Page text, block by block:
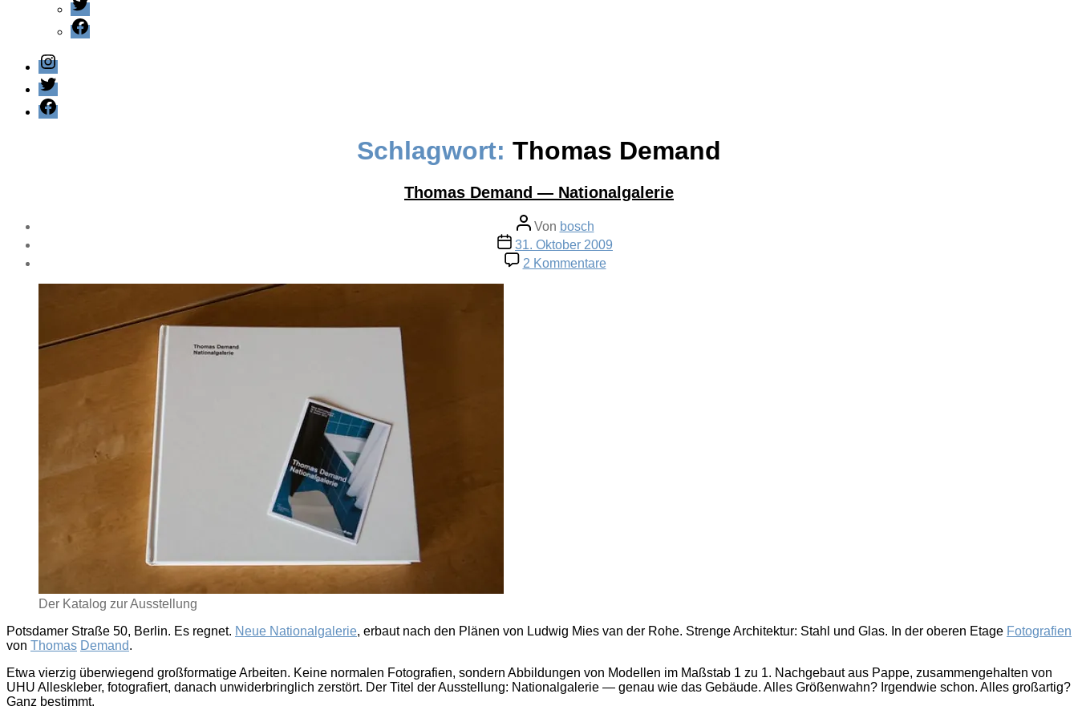
Facebook
Instagram
Twitter
Facebook
Schlagwort: Thomas Demand
Thomas Demand — Nationalgalerie
Beitragsautor
Von bosch
Veröffentlichungsdatum
31. Oktober 2009
2 Kommentarezu
Thomas
Der Katalog zur Ausstellung
Potsdamer Straße 50, Berlin. Es regnet. Neue Nationalgalerie, erbaut nach den Plänen von Ludwig Mies van der Rohe. Strenge Architektur: Stahl und Glas. In der oberen Etage Fotografien
von Thomas Demand.
Etwa vierzig überwiegend großformatige Arbeiten. Keine normalen Fotografien, sondern Abbildungen von Modellen im Maßstab 1 zu 1. Nachgebaut aus Pappe, zusammengehalten von
UHU Alleskleber, fotografiert, danach unwiderbringlich zerstört. Der Titel der Ausstellung: Nationalgalerie — genau wie das Gebäude. Alles Größenwahn? Irgendwie schon. Alles großartig?
Ganz bestimmt.